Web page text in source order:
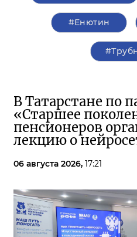
#Енютин
В Татарстане по
«Старшее
пенсионеров
лекцию о
06 августа 2026, 17:21